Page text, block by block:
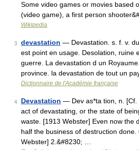
Some video games or movies based
(video game), a first person
Wikipedia
3 devastation — Devastation. s. f. v.
est point en usage. Desolation, ruine
guerre. La devastation d un
province. la devastation de tout un
Dictionnaire de l'Académie française
4 Devastation — Dev as*ta tion, n. [Cf.
act of devastating, or the state of
waste. [1913 Webster] Even now the
half the business of destruction done.
Webster] 2.&#8230; …